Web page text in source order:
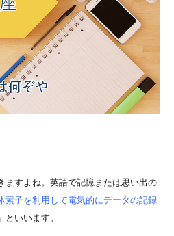
ますよね。英語で記憶または思い出の
素子を利用して電気的にデータの記録
いいます。